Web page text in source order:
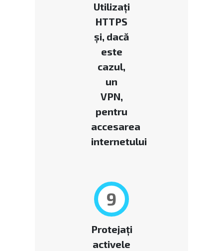
Utilizați
HTTPS
și, dacă
este
cazul,
un
VPN,
pentru
accesarea
internetului
9
Protejați
activele